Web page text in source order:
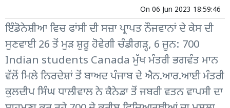
On 06 Jun 2023 18:59:46
ਇੰਡੋਨੇਸ਼ੀਆ ਵਿਚ ਫਾਂਸੀ ਦੀ ਸਜ਼ਾ ਪ੍ਰਾਪਤ ਨੌਜਵਾਨਾਂ ਦੇ ਕੇਸ ਦੀ
ਸੁਣਵਾਈ 26 ਤੋਂ ਮੁੜ ਸ਼ੁਰੂ ਹੋਵੇਗੀ ਚੰਡੀਗੜ੍ਹ, 6 ਜੂਨ: 700
Indian students Canada ਮੁੱਖ ਮੰਤਰੀ ਭਗਵੰਤ ਮਾਨ
ਵੱਲੋਂ ਮਿਲੇ ਨਿਰਦੇਸ਼ਾਂ ਤੋਂ ਬਾਅਦ ਪੰਜਾਬ ਦੇ ਐਨ.ਆਰ.ਆਈ ਮੰਤਰੀ
ਕੁਲਦੀਪ ਸਿੰਘ ਧਾਲੀਵਾਲ ਨੇ ਕੈਨੇਡਾ ਤੋਂ ਜਬਰੀ ਵਤਨ ਵਾਪਸੀ ਦਾ